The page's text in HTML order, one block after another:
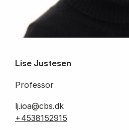
Lise Justesen
Professor
lj.ioa@cbs.dk
+4538152915